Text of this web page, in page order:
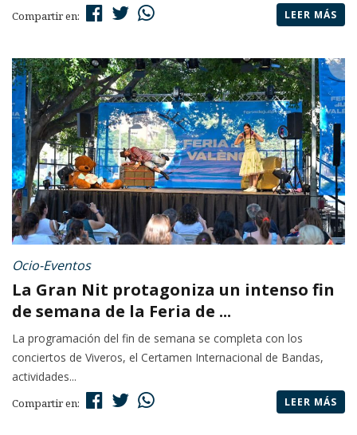
Compartir en: LEER MÁS
Ocio-Eventos
La Gran Nit protagoniza un intenso fin
de semana de la Feria de ...
La programación del fin de semana se completa con los
conciertos de Viveros, el Certamen Internacional de Bandas,
actividades...
Compartir en: LEER MÁS